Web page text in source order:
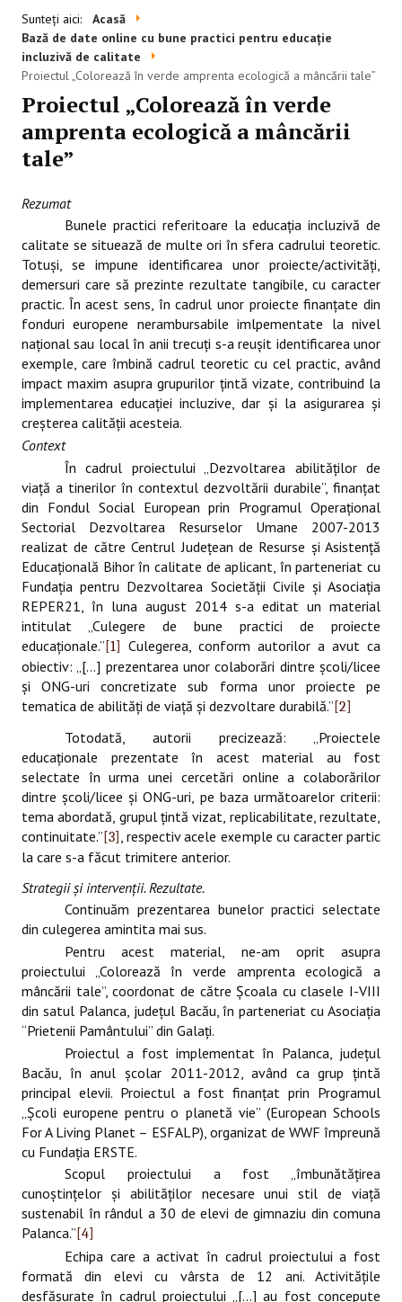
Sunteți aici:
Acasă
Bază de date online cu bune practici pentru educație
incluzivă de calitate
Proiectul „Colorează în verde amprenta ecologică a mâncării tale”
Proiectul „Colorează în verde
amprenta ecologică a mâncării
tale”
Rezumat
Bunele practici referitoare la educaţia incluzivă de
calitate se situează de multe ori în sfera cadrului teoretic.
Totuşi, se impune identificarea unor proiecte/activităţi,
demersuri care să prezinte rezultate tangibile, cu caracter
practic. În acest sens, în cadrul unor proiecte finanţate din
fonduri europene nerambursabile imlpementate la nivel
naţional sau local în anii trecuţi s-a reuşit identificarea unor
exemple, care îmbină cadrul teoretic cu cel practic, având
impact maxim asupra grupurilor ţintă vizate, contribuind la
implementarea educaţiei incluzive, dar şi la asigurarea şi
creşterea calităţii acesteia.
Context
În cadrul proiectului „Dezvoltarea abilităţilor de
viaţă a tinerilor în contextul dezvoltării durabile”, finanţat
din Fondul Social European prin Programul Operaţional
Sectorial Dezvoltarea Resurselor Umane 2007-2013
realizat de către Centrul Judeţean de Resurse şi Asistenţă
Educaţională Bihor în calitate de aplicant, în parteneriat cu
Fundaţia pentru Dezvoltarea Societăţii Civile şi Asociaţia
REPER21, în luna august 2014 s-a editat un material
intitulat „Culegere de bune practici de proiecte
educaţionale.”[1]
Culegerea, conform autorilor a avut ca
obiectiv: „[...] prezentarea unor colaborări dintre şcoli/licee
şi ONG-uri concretizate sub forma unor proiecte pe
tematica de abilităţi de viaţă şi dezvoltare durabilă.”[2]
Totodată, autorii precizează: „Proiectele
educaţionale prezentate în acest material au fost
selectate în urma unei cercetări online a colaborărilor
dintre şcoli/licee şi ONG-uri, pe baza următoarelor criterii:
tema abordată, grupul ţintă vizat, replicabilitate, rezultate,
continuitate.”[3] , respectiv acele exemple cu caracter partic
la care s-a făcut trimitere anterior.
Strategii şi intervenţii. Rezultate.
Continuăm prezentarea bunelor practici selectate
din culegerea amintita mai sus.
Pentru acest material, ne-am oprit asupra
proiectului „Colorează în verde amprenta ecologică a
mâncării tale”, coordonat de către Şcoala cu clasele I-VIII
din satul Palanca, judeţul Bacău, în parteneriat cu Asociaţia
“Prietenii Pamântului” din Galaţi.
Proiectul a fost implementat în Palanca, judeţul
Bacău, în anul şcolar 2011-2012, având ca grup ţintă
principal elevii. Proiectul a fost finanţat prin Programul
„Şcoli europene pentru o planetă vie” (European Schools
For A Living Planet – ESFALP), organizat de WWF împreună
cu Fundaţia ERSTE.
Scopul proiectului a fost „îmbunătăţirea
cunoştinţelor şi abilităţilor necesare unui stil de viaţă
sustenabil în rândul a 30 de elevi de gimnaziu din comuna
Palanca.”[4]
Echipa care a activat în cadrul proiectului a fost
formată din elevi cu vârsta de 12 ani. Activităţile
desfăşurate în cadrul proiectului „[...] au fost concepute